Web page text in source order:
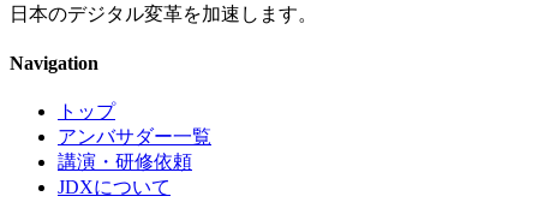
日本のデジタル変革を加速します。
Navigation
トップ
アンバサダー一覧
講演・研修依頼
JDXについて